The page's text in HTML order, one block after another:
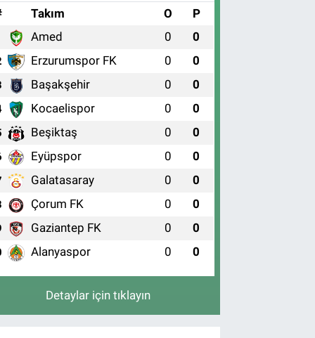
Takım O P
Amed 0 0
Erzurumspor FK 0 0
Başakşehir 0 0
Kocaelispor 0 0
Beşiktaş 0 0
Eyüpspor 0 0
Galatasaray 0 0
Çorum FK 0 0
Gaziantep FK 0 0
Alanyaspor 0 0
Detaylar için tıklayın